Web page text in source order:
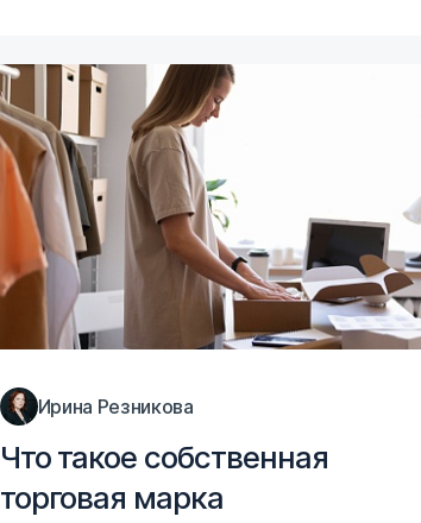
Что такое собственная
торговая марка
Ирина Резникова